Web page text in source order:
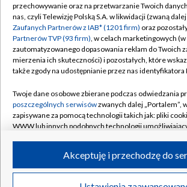
Abonament TVP
Emisja w TVP
Centrum informacji TVP
Naziemna Telewizja Cyfrowa
Rada Programowa
System NOS
Informacje o nadawcy
Program dla prasy
Regulamin TVP
Polityka prywatności
Moje zgody
Pomoc
Kontakt
Kanały
©2026 Telewizja Polska S.A. w
przechowywanie oraz na przetwarzanie Twoich
nas, czyli Telewizję Polską S.A. w likwidacji (zwaną
Zaufanych Partnerów z IAB* (1201 firm) oraz
Partnerów TVP (93 firm), w celach marketingowych
zautomatyzowanego dopasowania reklam do Twoich
mierzenia ich skuteczności) i pozostałych, które
także zgody na udostępnianie przez nas identyfikatora
Twoje dane osobowe zbierane podczas odwiedzania
poszczególnych serwisówzwanych dalej „Portalem”,
zapisywane za pomocą technologii takich jak: pliki
WWW lub innych podobnych technologii
ruchu w Internecie.
Twoje dane osobowe zbierane podczas odwiedzania
Akceptuję i przechodzę do